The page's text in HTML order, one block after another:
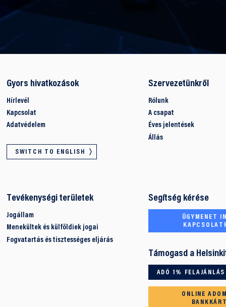
Gyors hivatkozások
Hírlevél
Kapcsolat
Adatvédelem
SWITCH TO ENGLISH
Szervezetünkről
Rólunk
A csapat
Éves jelentések
Állás
Tevékenységi területek
Jogállam
Menekültek és külföldiek jogai
Fogvatartás és tisztességes eljárás
Segítség kérése
ÜGYMENET
Támogasd a
ADÓ 1% FELAJÁNLÁS
ONLINE